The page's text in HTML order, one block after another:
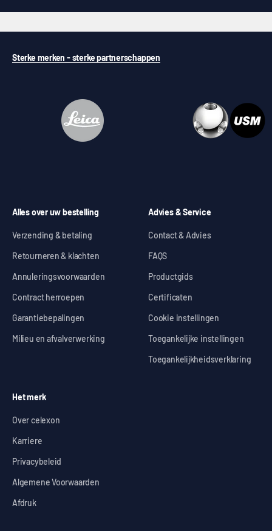
Sterke merken - sterke partnerschappen
Alles over uw bestelling
Verzending & betaling
Retourneren & klachten
Annuleringsvoorwaarden
Contract herroepen
Garantiebepalingen
Milieu en afvalverwerking
Advies & Service
Contact & Advies
FAQS
Productgids
Certificaten
Cookie instellingen
Toegankelijke instellingen
Toegankelijkheidsverklaring
Het merk
Over celexon
Karriere
Privacybeleid
Algemene Voorwaarden
Afdruk